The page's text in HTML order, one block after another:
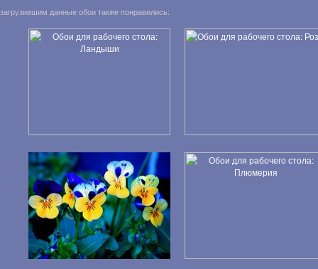
загрузившим данные обои также понравились: